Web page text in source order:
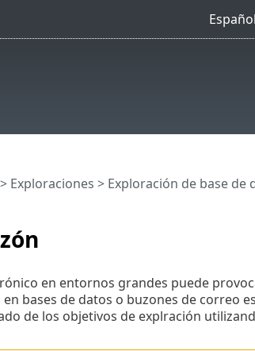
> Exploraciones > Exploración de base de
en entornos grandes puede
bases de datos o buzones de correo
de los objetivos de explración